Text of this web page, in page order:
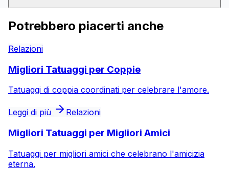
Potrebbero piacerti anche
Relazioni
Migliori Tatuaggi per Coppie
Tatuaggi di coppia coordinati per celebrare l'amore.
Leggi di più Relazioni
Migliori Tatuaggi per Migliori Amici
Tatuaggi per migliori amici che celebrano l'amicizia
eterna.